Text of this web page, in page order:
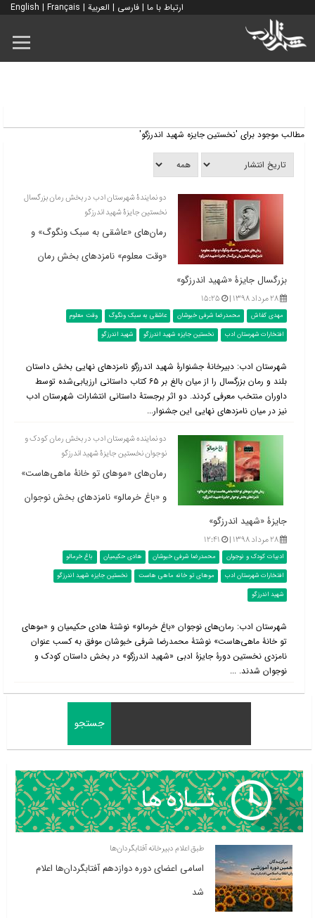
ارتباط با ما | فارسی | العربية |
English | Français
مطالب موجود برای 'نخستین جایزه شهید اندرزگو'
دو نمایندۀ شهرستان ادب در بخش رمان بزرگسال
نخستین جایزۀ شهید اندرزگو
رمان‌های «عاشقی به سبک ونگوگ» و
«وقت معلوم» نامزدهای بخش رمان
بزرگسال جایزۀ «شهید اندرزگو»
۲۸ مرداد ۱۳۹۸ | ۱۵:۲۵
مهدی کفاش محمدرضا شرفی خبوشان عاشقی به سبک ونگوگ
وقت معلوم
افتخارات شهرستان ادب
نخستین جایزه شهید اندرزگو شهید اندرزگو
شهرستان ادب: دبیرخانۀ جشنوارۀ شهید اندرزگو نامزدهای نهایی بخش داستان
بلند و رمان بزرگسال را از میان بالغ بر ۶۵ کتاب داستانی ارزیابی‌شده توسط
داوران منتخب معرفی کردند. دو اثر برجستۀ داستانی انتشارات شهرستان ادب
نیز در میان نامزدهای نهایی این جشنوار...
دو نماینده شهرستان ادب در بخش رمان کودک و
نوجوان نخستین جایزۀ شهید اندرزگو
رمان‌های «موهای تو خانۀ ماهی‌هاست»
و «باغ خرمالو» نامزدهای بخش نوجوان
جایزۀ «شهید اندرزگو»
۲۸ مرداد ۱۳۹۸ | ۱۲:۴۱
ادبیات کودک و نوجوان محمدرضا شرفی خبوشان هادی حکیمیان
باغ خرمالو
افتخارات شهرستان ادب
موهای تو خانه ماهی هاست
نخستین جایزه شهید اندرزگو
شهید اندرزگو
شهرستان ادب: رمان‌های نوجوان «باغ خرمالو» نوشتۀ هادی حکیمیان و «موهای
تو خانۀ ماهی‌هاست» نوشتۀ محمدرضا شرفی خبوشان موفق به کسب عنوان
نامزدی نخستین دورۀ جایزۀ ادبی «شهید اندرزگو» در بخش داستان کودک و
نوجوان شدند. ...
طبق اعلام دبیرخانه آفتابگردان‌ها
اسامی اعضای دوره دوازدهم آفتابگردان‌ها اعلام
شد